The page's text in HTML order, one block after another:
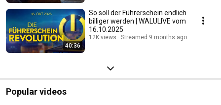
40:36
So soll der Führerschein endlich
billiger werden | WALULIVE vom
16.10.2025
12K views Streamed 9 months ago
Popular videos